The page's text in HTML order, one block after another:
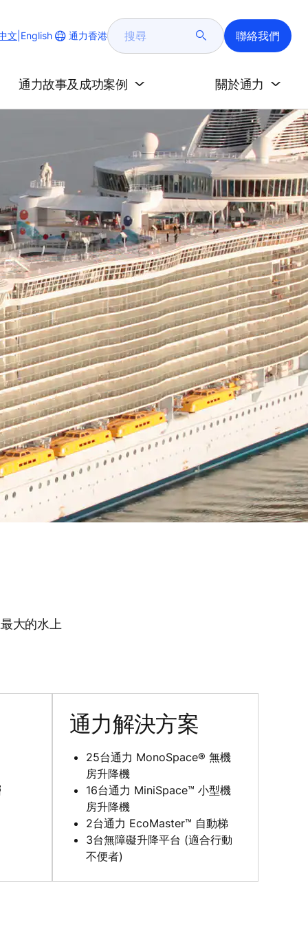
文 English 通力香港
搜
尋
聯絡我們
通力故事及成功案例 關於通力
大的水上
通力解決方案
25台通力 MonoSpace® 無機
房升降機
16台通力 MiniSpace™ 小型機
房升降機
2台通力 EcoMaster™ 自動梯
3台無障礙升降平台 (適合行動
不便者)